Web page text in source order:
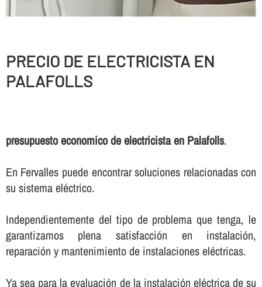
PRECIO DE ELECTRICISTA EN
PALAFOLLS
presupuesto economico de electricista en Palafolls.
En Fervalles puede encontrar soluciones relacionadas con
su sistema eléctrico.
Independientemente del tipo de problema que tenga, le
garantizamos plena satisfacción en instalación,
reparación y mantenimiento de instalaciones eléctricas.
Ya sea para la evaluación de la instalación eléctrica de su